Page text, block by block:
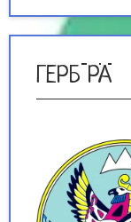
ГЕРБ РА